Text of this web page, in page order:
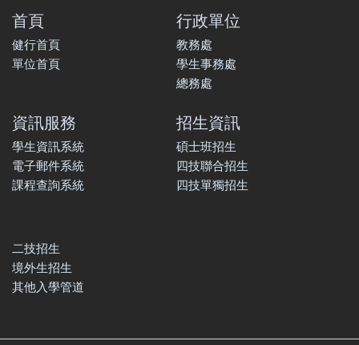
首頁
健行首頁
單位首頁
行政單位
教務處
學生事務處
總務處
資訊服務
學生資訊系統
電子郵件系統
課程查詢系統
招生資訊
碩士班招生
四技聯合招生
四技單獨招生
二技招生
境外生招生
其他入學管道